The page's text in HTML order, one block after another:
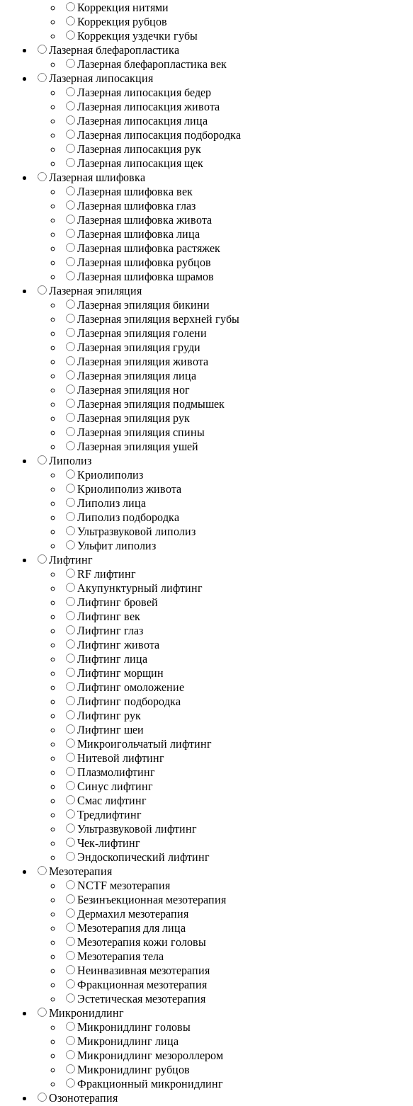
Коррекция нитями
Коррекция рубцов
Коррекция уздечки губы
Лазерная блефаропластика
Лазерная блефаропластика век
Лазерная липосакция
Лазерная липосакция бедер
Лазерная липосакция живота
Лазерная липосакция лица
Лазерная липосакция подбородка
Лазерная липосакция рук
Лазерная липосакция щек
Лазерная шлифовка
Лазерная шлифовка век
Лазерная шлифовка глаз
Лазерная шлифовка живота
Лазерная шлифовка лица
Лазерная шлифовка растяжек
Лазерная шлифовка рубцов
Лазерная шлифовка шрамов
Лазерная эпиляция
Лазерная эпиляция бикини
Лазерная эпиляция верхней губы
Лазерная эпиляция голени
Лазерная эпиляция груди
Лазерная эпиляция живота
Лазерная эпиляция лица
Лазерная эпиляция ног
Лазерная эпиляция подмышек
Лазерная эпиляция рук
Лазерная эпиляция спины
Лазерная эпиляция ушей
Липолиз
Криолиполиз
Криолиполиз живота
Липолиз лица
Липолиз подбородка
Ультразвуковой липолиз
Ульфит липолиз
Лифтинг
RF лифтинг
Акупунктурный лифтинг
Лифтинг бровей
Лифтинг век
Лифтинг глаз
Лифтинг живота
Лифтинг лица
Лифтинг морщин
Лифтинг омоложение
Лифтинг подбородка
Лифтинг рук
Лифтинг шеи
Микроигольчатый лифтинг
Нитевой лифтинг
Плазмолифтинг
Синус лифтинг
Смас лифтинг
Тредлифтинг
Ультразвуковой лифтинг
Чек-лифтинг
Эндоскопический лифтинг
Мезотерапия
NCTF мезотерапия
Безинъекционная мезотерапия
Дермахил мезотерапия
Мезотерапия для лица
Мезотерапия кожи головы
Мезотерапия тела
Неинвазивная мезотерапия
Фракционная мезотерапия
Эстетическая мезотерапия
Микронидлинг
Микронидлинг головы
Микронидлинг лица
Микронидлинг мезороллером
Микронидлинг рубцов
Фракционный микронидлинг
Озонотерапия